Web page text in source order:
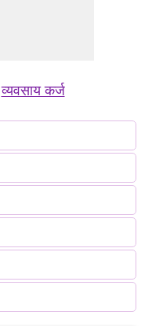
व्यवसाय कर्ज